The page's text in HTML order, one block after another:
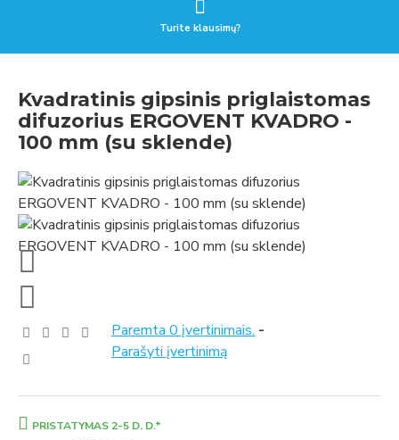
Turite klausimų?
Kvadratinis gipsinis priglaistomas
difuzorius ERGOVENT KVADRO -
100 mm (su sklende)
Paremta 0 įvertinimais. -
Parašyti įvertinimą
PRISTATYMAS 2-5 D. D.*